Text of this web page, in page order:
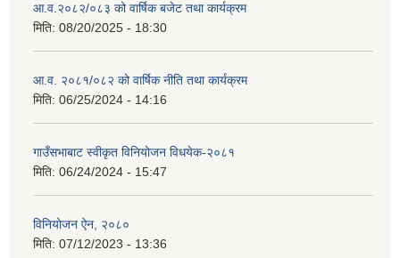
आ.व.२०८२/०८३ को वार्षिक बजेट तथा कार्यक्रम
मिति: 08/20/2025 - 18:30
आ.व. २०८१/०८२ को वार्षिक नीति तथा कार्यक्रम
मिति: 06/25/2024 - 14:16
गाउँसभाबाट स्वीकृत विनियोजन विधयेक-२०८१
मिति: 06/24/2024 - 15:47
विनियोजन ऐन, २०८०
मिति: 07/12/2023 - 13:36